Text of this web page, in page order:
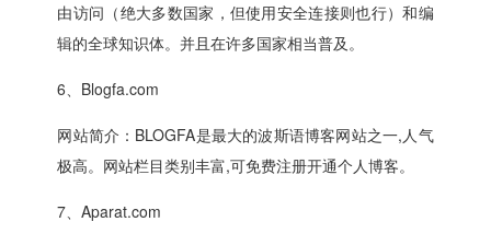
由访问（绝大多数国家，但使用安全连接则也行）和编
辑的全球知识体。并且在许多国家相当普及。
6、Blogfa.com
网站简介：BLOGFA是最大的波斯语博客网站之一,人气
极高。网站栏目类别丰富,可免费注册开通个人博客。
7、Aparat.com